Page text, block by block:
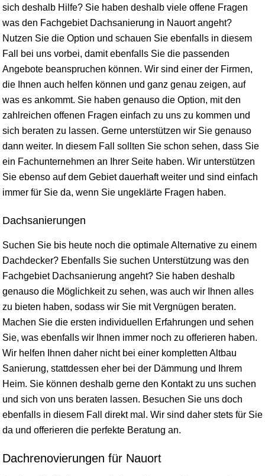
sich deshalb Hilfe? Sie haben deshalb viele offene Fragen
was den Fachgebiet Dachsanierung in Nauort angeht?
Nutzen Sie die Option und schauen Sie ebenfalls in diesem
Fall bei uns vorbei, damit ebenfalls Sie die passenden
Angebote beanspruchen können. Wir sind einer der Firmen,
die Ihnen auch helfen können und ganz genau zeigen, auf
was es ankommt. Sie haben genauso die Option, mit den
zahlreichen offenen Fragen einfach zu uns zu kommen und
sich beraten zu lassen. Gerne unterstützen wir Sie genauso
dann weiter. In diesem Fall sollten Sie schon sehen, dass Sie
ein Fachunternehmen an Ihrer Seite haben. Wir unterstützen
Sie ebenso auf dem Gebiet dauerhaft weiter und sind einfach
immer für Sie da, wenn Sie ungeklärte Fragen haben.
Dachsanierungen
Suchen Sie bis heute noch die optimale Alternative zu einem
Dachdecker? Ebenfalls Sie suchen Unterstützung was den
Fachgebiet Dachsanierung angeht? Sie haben deshalb
genauso die Möglichkeit zu sehen, was auch wir Ihnen alles
zu bieten haben, sodass wir Sie mit Vergnügen beraten.
Machen Sie die ersten individuellen Erfahrungen und sehen
Sie, was ebenfalls wir Ihnen immer noch zu offerieren haben.
Wir helfen Ihnen daher nicht bei einer kompletten Altbau
Sanierung, stattdessen eher bei der Dämmung und Ihrem
Heim. Sie können deshalb gerne den Kontakt zu uns suchen
und sich von uns beraten lassen. Besuchen Sie uns doch
ebenfalls in diesem Fall direkt mal. Wir sind daher stets für Sie
da und offerieren die perfekte Beratung an.
Dachrenovierungen für Nauort